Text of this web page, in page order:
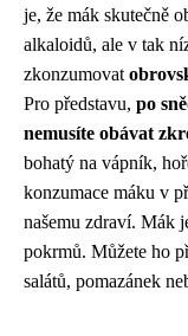
je, že mák skutečně
alkaloidů, ale v tak
zkonzumovat
Pro představu, po
nemusíte obávat
bohatý na vápník,
konzumace máku v
našemu zdraví. Mák
pokrmů. Můžete ho
salátů, pomazánek